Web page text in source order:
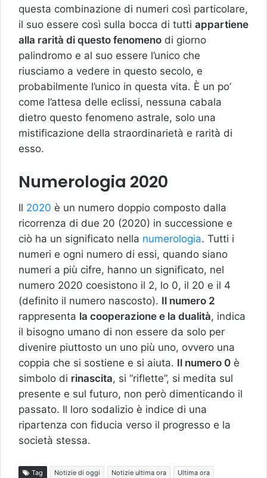
questa combinazione di numeri così particolare,
il suo essere così sulla bocca di tutti appartiene
alla rarità di questo fenomeno di giorno
palindromo e al suo essere l’unico che
riusciamo a vedere in questo secolo, e
probabilmente l’unico in questa vita. È un po’
come l’attesa delle eclissi, nessuna cabala
dietro questo fenomeno astrale, solo una
mistificazione della straordinarietà e rarità di
esso.
Numerologia 2020
Il 2020 è un numero doppio composto dalla
ricorrenza di due 20 (2020) in successione e
ciò ha un significato nella numerologia. Tutti i
numeri e ogni numero di essi, quando siano
numeri a più cifre, hanno un significato, nel
numero 2020 coesistono il 2, lo 0, il 20 e il 4
(definito il numero nascosto). Il numero 2
rappresenta la cooperazione e la dualità, indica
il bisogno umano di non essere da solo per
divenire piuttosto un uno più uno, ovvero una
coppia che si sostiene e si aiuta. Il numero 0 è
simbolo di rinascita, si “riflette”, si medita sul
presente e sul futuro, non però dimenticando il
passato. Il loro sodalizio è indice di una
ripartenza con fiducia verso il progresso e la
società stessa.
Tag Notizie di oggi Notizie ultima ora Ultima ora